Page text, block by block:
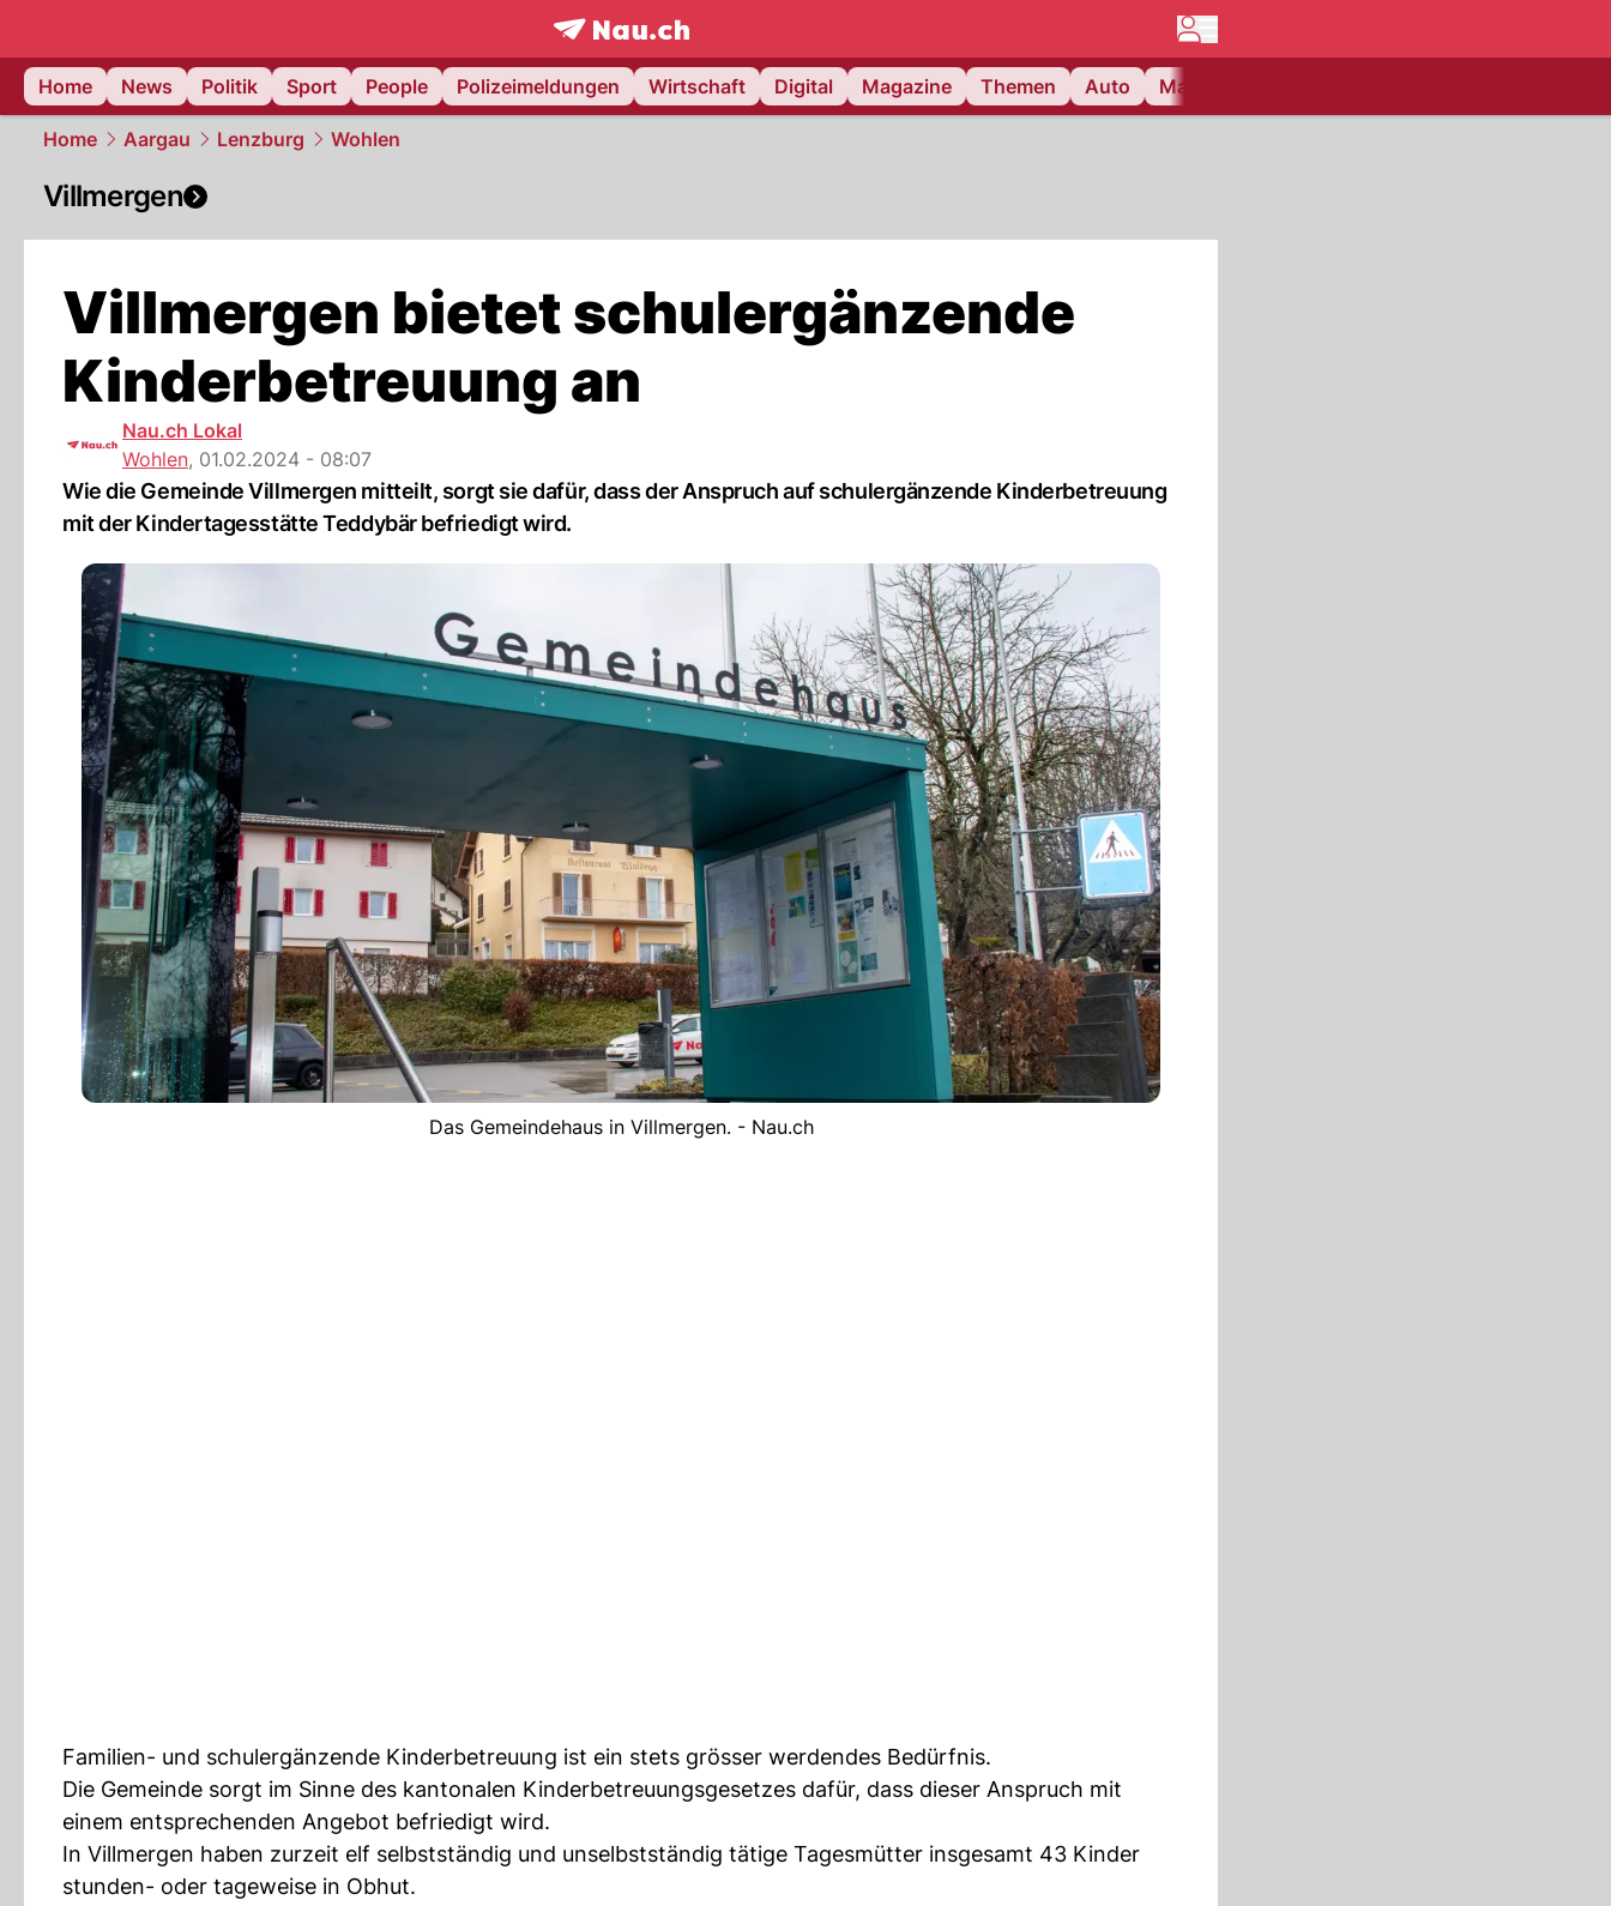
frontpage.NAU.ch
Home
News Politik Sport People Polizeimeldungen Wirtschaft Digital Magazine Themen Auto Matchcenter
Home Aargau Lenzburg Wohlen
Villmergen
Villmergen bietet schulergänzende
Kinderbetreuung an
Nau.ch Lokal
Wohlen, 01.02.2024 - 08:07
Wie die Gemeinde Villmergen mitteilt, sorgt sie dafür, dass der Anspruch auf schulergänzende Kinderbetreuung
mit der Kindertagesstätte Teddybär befriedigt wird.
Das Gemeindehaus in Villmergen. - Nau.ch
Familien- und schulergänzende Kinderbetreuung ist ein stets grösser werdendes Bedürfnis.
Die Gemeinde sorgt im Sinne des kantonalen Kinderbetreuungsgesetzes dafür, dass dieser Anspruch mit
einem entsprechenden Angebot befriedigt wird.
In Villmergen haben zurzeit elf selbstständig und unselbstständig tätige Tagesmütter insgesamt 43 Kinder
stunden- oder tageweise in Obhut.